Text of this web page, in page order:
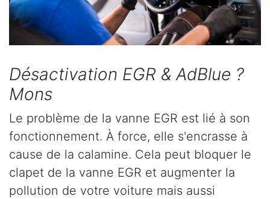
Désactivation EGR & AdBlue ?
Mons
Le problème de la vanne EGR est lié à son
fonctionnement. À force, elle s'encrasse à
cause de la calamine. Cela peut bloquer le
clapet de la vanne EGR et augmenter la
pollution de votre voiture mais aussi